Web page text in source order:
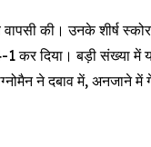
की। उनके शीर्ष
कर दिया। बड़ी संख्या
ने दबाव में,